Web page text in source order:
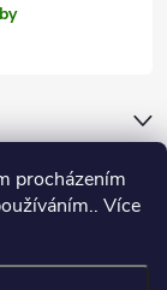
procházením
Více